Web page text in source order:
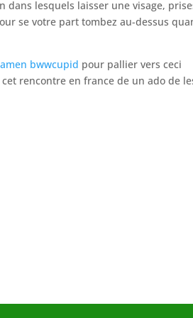
dans lesquels laisser une visage,
se votre part tombez au-dessus
bwwcupid pour pallier vers ceci
rencontre en france de un ado de